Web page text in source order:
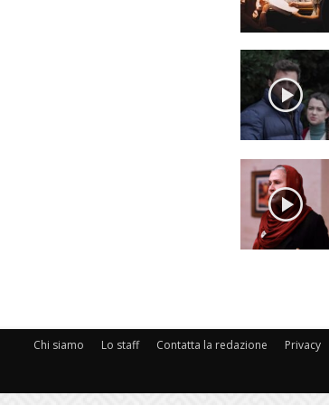
Chi siamo Lo staff Contatta la redazione Privacy